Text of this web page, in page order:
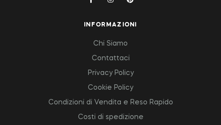
INFORMAZIONI
Chi Siamo
Contattaci
Privacy Policy
Cookie Policy
Condizioni di Vendita e Reso Rapido
Costi di spedizione